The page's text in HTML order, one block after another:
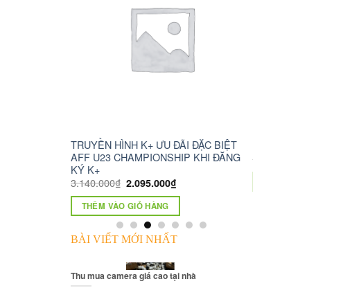
TRUYỀN HÌNH K+ ƯU ĐÃI ĐẶC BIỆT
AFF U23 CHAMPIONSHIP KHI ĐĂNG
KÝ K+
3.140.000₫ 2.095.000₫
THÊM VÀO GIỎ HÀNG
1.230.000
BÀI VIẾT MỚI NHẤT
Thu mua camera giá cao tại nhà